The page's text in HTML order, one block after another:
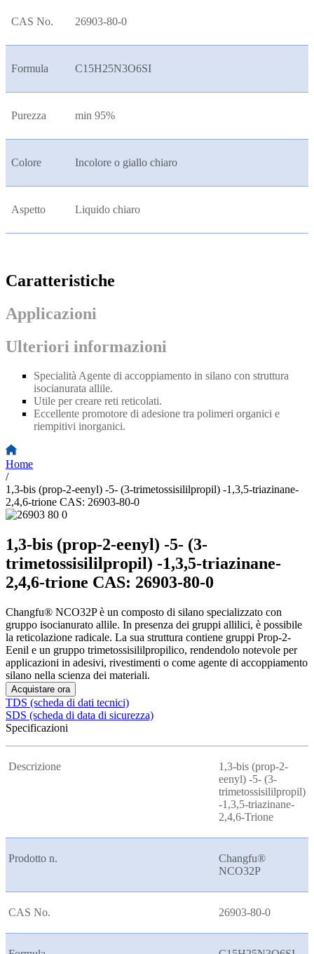
CAS No. 26903-80-0
Formula C15H25N3O6SI
Purezza min 95%
Colore Incolore o giallo chiaro
Aspetto Liquido chiaro
Caratteristiche
Applicazioni
Ulteriori informazioni
Specialità Agente di accoppiamento in silano con struttura
isocianurata allile.
Utile per creare reti reticolati.
Eccellente promotore di adesione tra polimeri organici e
riempitivi inorganici.
Home
/
1,3-bis (prop-2-eenyl) -5- (3-trimetossisililpropil) -1,3,5-triazinane-
2,4,6-trione CAS: 26903-80-0
1,3-bis (prop-2-eenyl) -5- (3-
trimetossisililpropil) -1,3,5-triazinane-
2,4,6-trione CAS: 26903-80-0
Changfu® NCO32P è un composto di silano specializzato con
gruppo isocianurato allile. In presenza dei gruppi allilici, è possibile
la reticolazione radicale. La sua struttura contiene gruppi Prop-2-
Eenil e un gruppo trimetossisililpropilico, rendendolo notevole per
applicazioni in adesivi, rivestimenti o come agente di accoppiamento
silano nella scienza dei materiali.
Acquistare ora
TDS (scheda di dati tecnici)
SDS (scheda di data di sicurezza)
Specificazioni
Descrizione
1,3-bis (prop-2-
eenyl) -5- (3-
trimetossisililpropil)
-1,3,5-triazinane-
2,4,6-Trione
Prodotto n.
Changfu®
NCO32P
CAS No. 26903-80-0